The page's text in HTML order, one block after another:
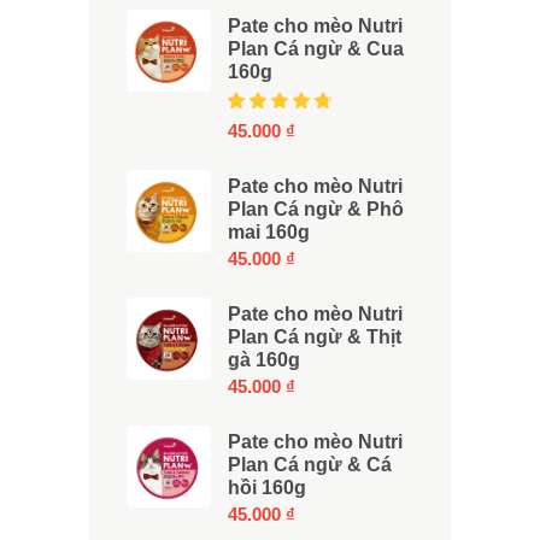
Pate cho mèo Nutri
Plan Cá ngừ & Cua
160g
5.00
45.000 ₫
Pate cho mèo Nutri
Plan Cá ngừ & Phô
mai 160g
45.000 ₫
Pate cho mèo Nutri
Plan Cá ngừ & Thịt
gà 160g
45.000 ₫
Pate cho mèo Nutri
Plan Cá ngừ & Cá
hồi 160g
45.000 ₫